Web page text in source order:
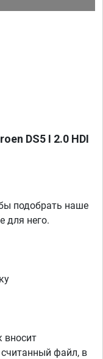
DS5 I 2.0 HDI
подобрать наше
для него.
файл, в